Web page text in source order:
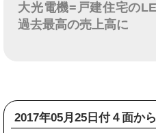
大光電機=戸建住宅の
過去最高の売上高に
2017年05月25日付４面か